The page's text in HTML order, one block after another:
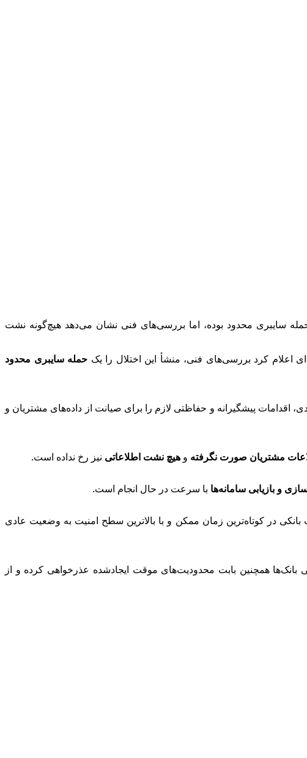
سایبری محدود بوده، اما بررسی‌های فنی نشان می‌دهد هیچ‌گونه نشت
اعلام کرد بررسی‌های فنی، منشأ این اختلال را یک حمله سایبری محدود
اقدامات پیشگیرانه و حفاظتی لازم را برای صیانت از داده‌های مشتریان و
مشتریان صورت نگرفته و هیچ نشت اطلاعاتی نیز رخ نداده است.
و بازیابی سامانه‌ها با سرعت در حال انجام است.
در کوتاه‌ترین زمان ممکن و با بالاترین سطح امنیت به وضعیت عادی
بانک‌ها همچنین بابت محدودیت‌های موقت ایجادشده عذرخواهی کرده و از